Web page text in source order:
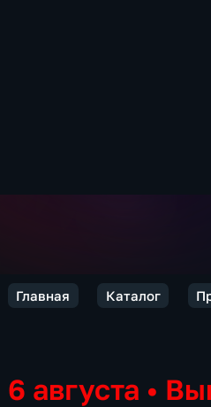
Главная Каталог
6 августа •